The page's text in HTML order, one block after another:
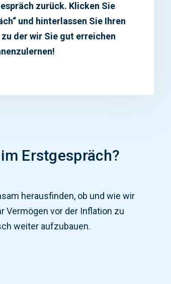
zurück. Klicken Sie
und hinterlassen Sie Ihren
der wir Sie gut erreichen
Erstgespräch?
am herausfinden, ob und wie wir
Vermögen vor der Inflation zu
weiter aufzubauen.